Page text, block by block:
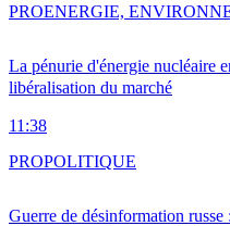
La pénurie d'énergie nucléaire
libéralisation du marché
11:38
PROENERGIE,
Guerre de désinformation
PROPOLITIQUE